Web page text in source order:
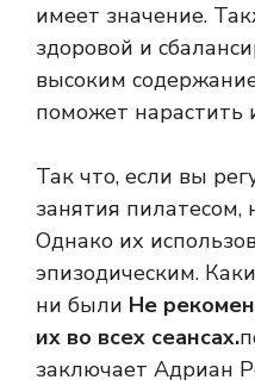
имеет значение.
здоровой и
высоким
поможет
Так что, если вы
занятия пилатесом,
Однако их
эпизодическим.
ни были Не
их во всех сеансах.
заключает Адриан